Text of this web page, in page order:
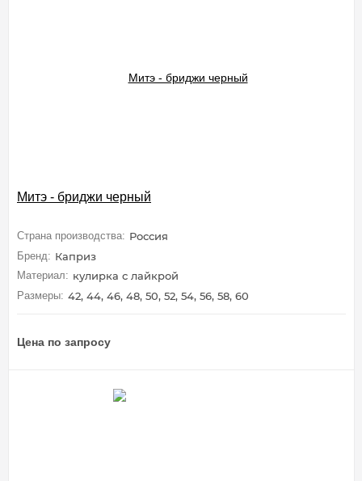
Митэ - бриджи черный
Страна производства: Россия
Бренд: Каприз
Материал: кулирка с лайкрой
Размеры: 42, 44, 46, 48, 50, 52, 54, 56, 58, 60
Цена по запросу